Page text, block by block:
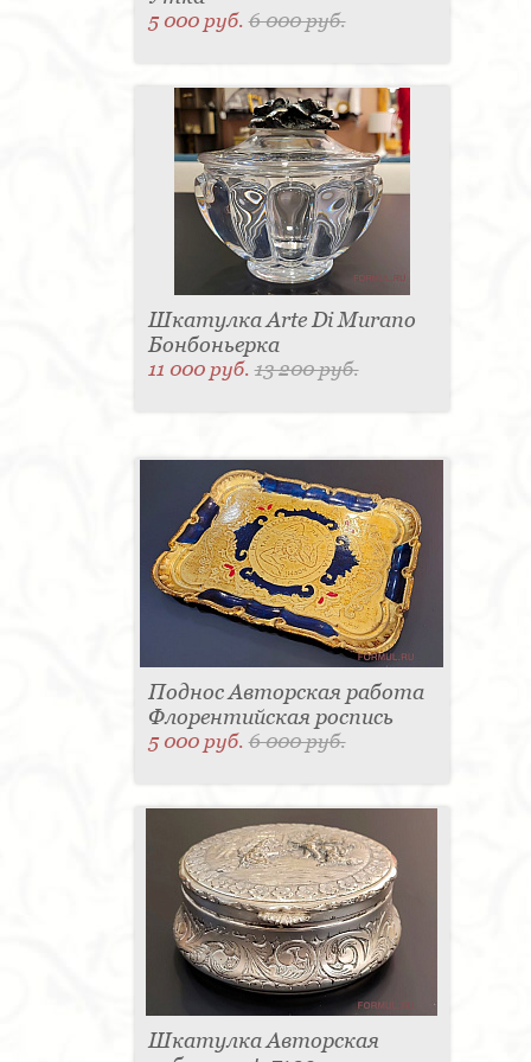
5 000 руб.6 000 руб.
Шкатулка Arte Di Murano
Бонбоньерка
11 000 руб.13 200 руб.
Поднос Авторская работа
Флорентийская роспись
5 000 руб.6 000 руб.
Шкатулка Авторская